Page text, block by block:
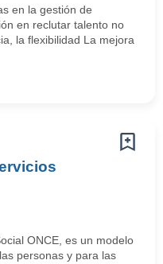
en la gestión de
en reclutar talento no
la flexibilidad La mejora
ONCE, es un modelo
personas y para las